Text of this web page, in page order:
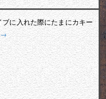
に入れた際にたまにカキー
→